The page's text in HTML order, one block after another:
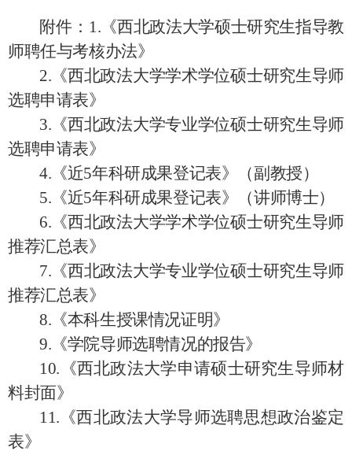
附件： 1.《西北政法大学硕士研究生指导教
师聘任与考核办法》
2.《西北政法大学学术学位硕士研究生导师
选聘申请表》
3.《西北政法大学专业学位硕士研究生导师
选聘申请表》
4.《近5年科研成果登记表》（副教授）
5.《近5年科研成果登记表》（讲师博士）
6.《西北政法大学学术学位硕士研究生导师
推荐汇总表》
7.《西北政法大学专业学位硕士研究生导师
推荐汇总表》
8.《本科生授课情况证明》
9.《学院导师选聘情况的报告》
10.《西北政法大学申请硕士研究生导师材
料封面》
11. 《西北政法大学导师选聘思想政治鉴定
表》